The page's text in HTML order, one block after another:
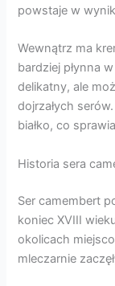
powstaje w
Wewnątrz ma
bardziej płynna
delikatny, ale
dojrzałych
białko, co
Historia sera
Ser camembert
koniec XVIII
okolicach
mleczarnie